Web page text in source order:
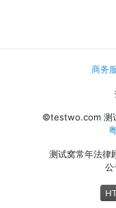
商务
©testwo.com 测
测试窝常年法律
公